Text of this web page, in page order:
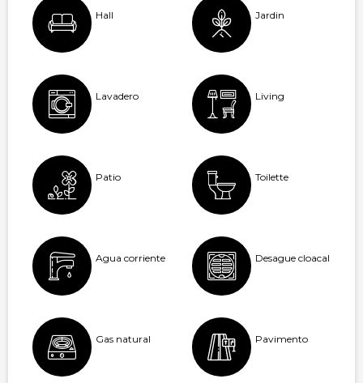
Hall Jardin
Lavadero Living
Patio Toilette
Agua corriente Desague cloacal
Gas natural Pavimento